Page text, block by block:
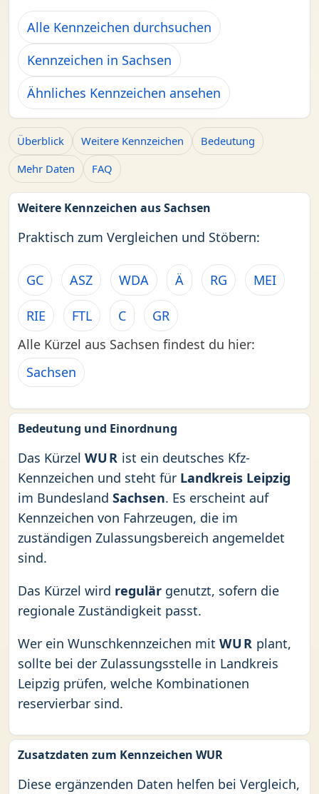
Alle Kennzeichen durchsuchen
Kennzeichen in Sachsen
Ähnliches Kennzeichen ansehen
Überblick Weitere Kennzeichen
Bedeutung
Mehr Daten
FAQ
Weitere Kennzeichen aus Sachsen
Praktisch zum Vergleichen und Stöbern:
GC ASZ WDA Ä RG MEI
RIE FTL C
GR
Alle Kürzel aus Sachsen findest du hier:
Sachsen
Bedeutung und Einordnung
Das Kürzel WUR ist ein deutsches Kfz-
Kennzeichen und steht für Landkreis Leipzig
im Bundesland Sachsen. Es erscheint auf
Kennzeichen von Fahrzeugen, die im
zuständigen Zulassungsbereich angemeldet
sind.
Das Kürzel wird regulär genutzt, sofern die
regionale Zuständigkeit passt.
Wer ein Wunschkennzeichen mit WUR plant,
sollte bei der Zulassungsstelle in Landkreis
Leipzig prüfen, welche Kombinationen
reservierbar sind.
Zusatzdaten zum Kennzeichen WUR
Diese ergänzenden Daten helfen bei Vergleich,